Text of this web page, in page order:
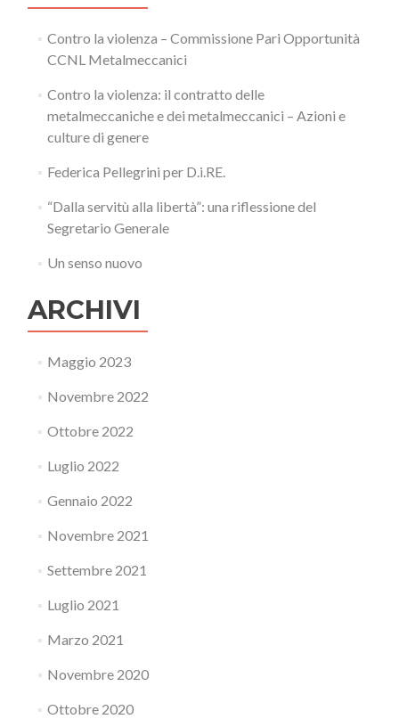
Contro la violenza – Commissione Pari Opportunità
CCNL Metalmeccanici
Contro la violenza: il contratto delle
metalmeccaniche e dei metalmeccanici – Azioni e
culture di genere
Federica Pellegrini per D.i.RE.
“Dalla servitù alla libertà”: una riflessione del
Segretario Generale
Un senso nuovo
ARCHIVI
Maggio 2023
Novembre 2022
Ottobre 2022
Luglio 2022
Gennaio 2022
Novembre 2021
Settembre 2021
Luglio 2021
Marzo 2021
Novembre 2020
Ottobre 2020